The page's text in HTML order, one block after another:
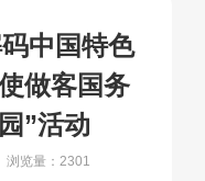
中国特色
做客国务
”活动
浏览量：2301